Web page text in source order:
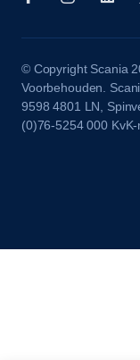
© Copyright Scania
Voorbehouden.
9598 4801 LN,
(0)76-5254 000